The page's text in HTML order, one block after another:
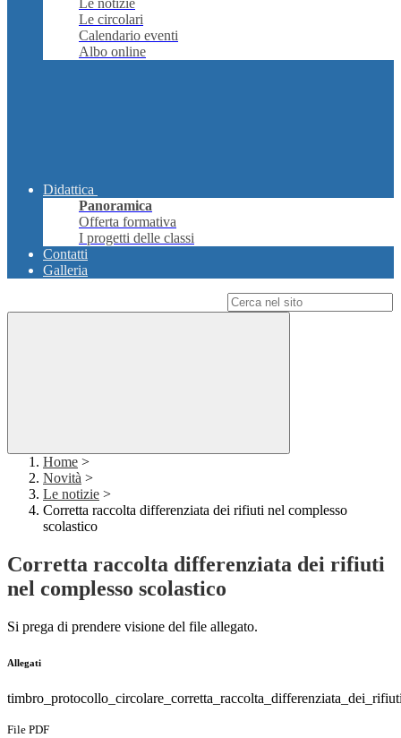
Le notizie
Le circolari
Calendario eventi
Albo online
Didattica
Panoramica
Offerta formativa
I progetti delle classi
Contatti
Galleria
Home >
Novità >
Le notizie >
Corretta raccolta differenziata dei rifiuti nel complesso
scolastico
Corretta raccolta differenziata dei rifiuti
nel complesso scolastico
Si prega di prendere visione del file allegato.
Allegati
File PDF